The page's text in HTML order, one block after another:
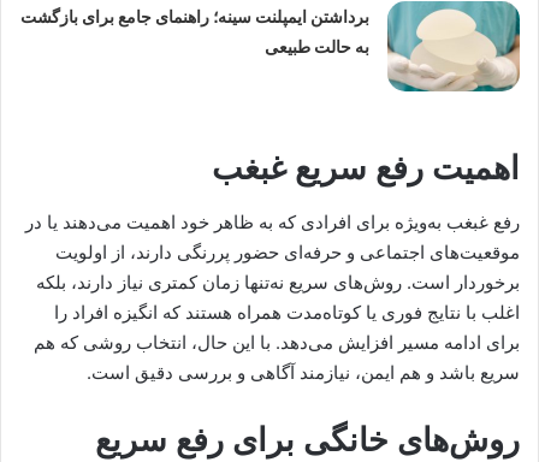
برداشتن ایمپلنت سینه؛ راهنمای جامع برای بازگشت
به حالت طبیعی
اهمیت رفع سریع غبغب
رفع غبغب به‌ویژه برای افرادی که به ظاهر خود اهمیت می‌دهند یا در
موقعیت‌های اجتماعی و حرفه‌ای حضور پررنگی دارند، از اولویت
برخوردار است. روش‌های سریع نه‌تنها زمان کمتری نیاز دارند، بلکه
اغلب با نتایج فوری یا کوتاه‌مدت همراه هستند که انگیزه افراد را
برای ادامه مسیر افزایش می‌دهد. با این حال، انتخاب روشی که هم
سریع باشد و هم ایمن، نیازمند آگاهی و بررسی دقیق است.
روش‌های خانگی برای رفع سریع